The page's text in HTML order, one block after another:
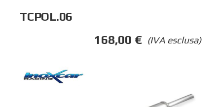
TCPOL.06
(IVA esclusa)
168,00 €